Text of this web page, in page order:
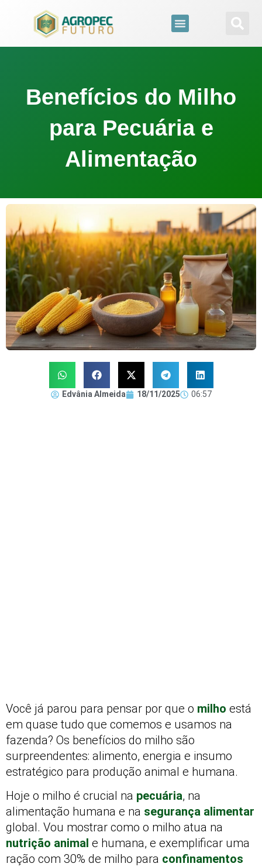
conteúdo
Benefícios do Milho
para Pecuária e
Alimentação
Edvânia Almeida 18/11/2025 06:57
Você já parou para pensar por que o milho está
em quase tudo que comemos e usamos na
fazenda? Os benefícios do milho são
surpreendentes: alimento, energia e insumo
estratégico para produção animal e humana.
Hoje o milho é crucial na pecuária, na
alimentação humana e na segurança alimentar
global. Vou mostrar como o milho atua na
nutrição animal e humana, e exemplificar uma
ração com 30% de milho para confinamentos